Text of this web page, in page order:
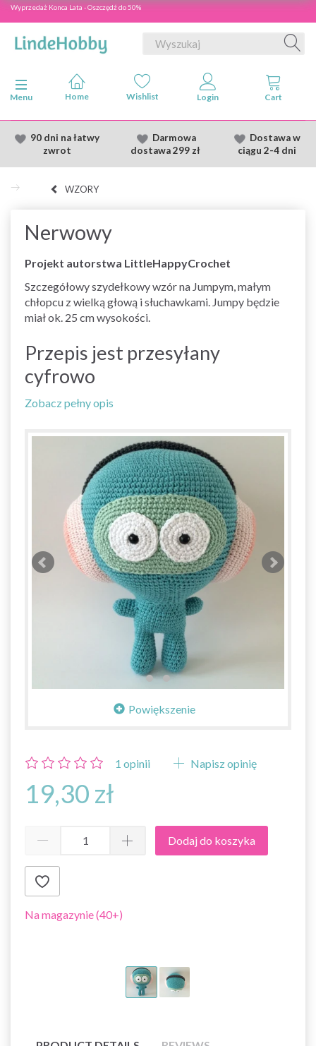
Wyprzedaż Konca Lata - Oszczędź do 50%
Przełącz nawigację
Menu
90 dni na łatwy
zwrot
Darmowa
dostawa299 zł
Dostawaw
ciągu 2-4 dni
WZORY
Nerwowy
Projekt autorstwa LittleHappyCrochet
Szczegółowy szydełkowy wzór na Jumpym, małym
chłopcu z wielką głową i słuchawkami. Jumpy będzie
miał ok. 25 cm wysokości.
Przepis jest przesyłany
cyfrowo
Zobacz pełny opis
Powiększenie
1 opinii Napisz opinię
19,30 zł
Dodaj do koszyka
Na magazynie (40+)